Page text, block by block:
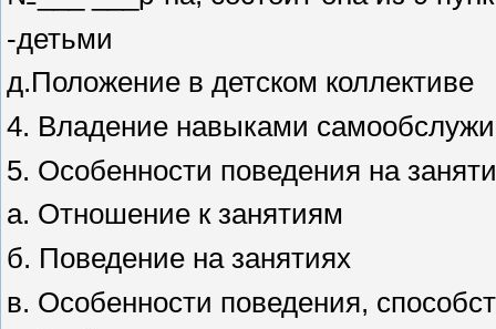
-детьми
д.Положение в детском коллективе
4. Владение навыками
5. Особенности поведения на
а. Отношение к занятиям
б. Поведение на занятиях
в. Особенности поведения,